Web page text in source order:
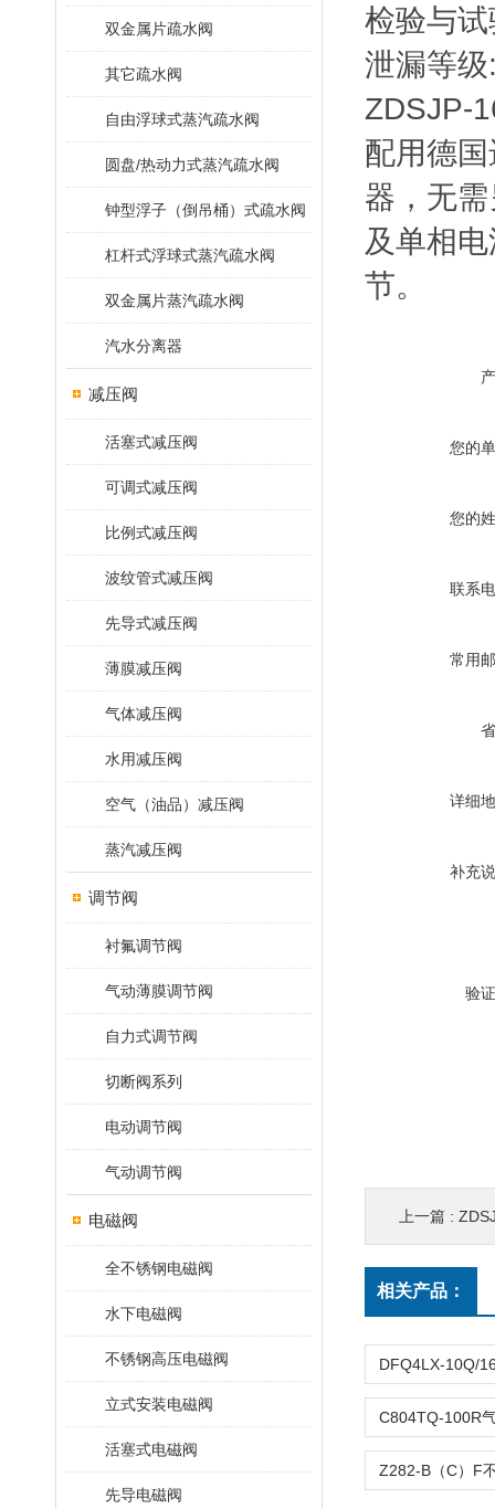
双金属片疏水阀
其它疏水阀
自由浮球式蒸汽疏水阀
圆盘/热动力式蒸汽疏水阀
钟型浮子（倒吊桶）式疏水阀
杠杆式浮球式蒸汽疏水阀
双金属片蒸汽疏水阀
汽水分离器
减压阀
活塞式减压阀
可调式减压阀
比例式减压阀
波纹管式减压阀
先导式减压阀
薄膜减压阀
气体减压阀
水用减压阀
空气（油品）减压阀
蒸汽减压阀
调节阀
衬氟调节阀
气动薄膜调节阀
自力式调节阀
切断阀系列
电动调节阀
气动调节阀
电磁阀
全不锈钢电磁阀
水下电磁阀
不锈钢高压电磁阀
立式安装电磁阀
活塞式电磁阀
先导电磁阀
检验与
泄漏等
ZDSJP-
配用德
器，无
及单相
节。
您的
您的
联系
常用
详细
补充
验
上一篇 :
相关产品：